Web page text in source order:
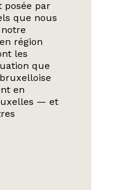
posée par
que nous
région
les
que
en
— et